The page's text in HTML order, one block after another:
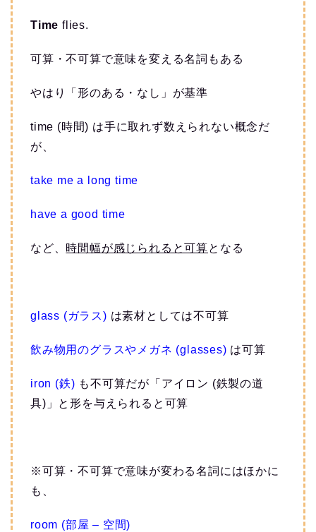
Time flies.
可算・不可算で意味を変える名詞もある
やはり「形のある・なし」が基準
time (時間) は手に取れず数えられない概念だ
が、
take me a long time
have a good time
など、 時間幅が感じられると可算となる
glass (ガラス) は素材としては不可算
飲み物用のグラスやメガネ (glasses) は可算
iron (鉄) も不可算だが「アイロン (鉄製の道
具)」と形を与えられると可算
※可算・不可算で意味が変わる名詞にはほかに
も、
room (部屋 – 空間)